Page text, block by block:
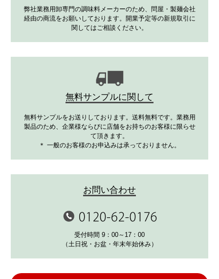
弊社業務用卸専門の調味料メーカーのため、問屋・製麺会社
経由の商流をお願いしております。開業予定等の新規取引に
関してはご相談ください。
無料サンプルに関して
無料サンプルをお送りしております。送料無料です。業務用
製品のため、企業様ならびに店舗をお持ちのお客様に限らせ
て頂きます。
＊ 一般のお客様のお申込みは承っておりません。
お問い合わせ
受付時間 9：00～17：00
（土日祝・お盆・年末年始休み）